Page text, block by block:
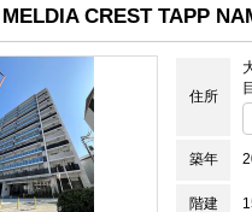
MELDIA CREST TAPP
住所
目
築年
階建